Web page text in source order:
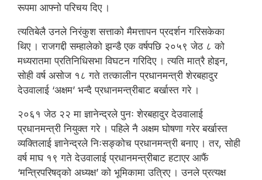
रूपमा आफ्नो परिचय दिए ।
त्यतिबेलै उनले निरंकुश सत्ताको मैमत्तापन प्रदर्शन गरिसकेका
थिए । राजगद्दी सम्हालेको झन्डै एक वर्षपछि २०५९ जेठ ८ को
मध्यरातमा प्रतिनिधिसभा विघटन गरिदिए । त्यति मात्रै होइन,
सोही वर्ष असोज १८ गते तत्कालीन प्रधानमन्त्री शेरबहादुर
देउवालाई ‘अक्षम’ भन्दै प्रधानमन्त्रीबाट बर्खास्त गरे ।
२०६१ जेठ २२ मा ज्ञानेन्द्रले पुनः शेरबहादुर देउवालाई
प्रधानमन्त्री नियुक्त गरे । पहिले नै अक्षम घोषणा गरेर बर्खास्त
व्यक्तिलाई ज्ञानेन्द्रले निःसङ्कोच प्रधानमन्त्री बनाए । तर, सोही
वर्ष माघ १९ गते देउवालाई प्रधानमन्त्रीबाट हटाएर आफैं
‘मन्त्रिपरिषद्को अध्यक्ष’ को भूमिकामा उत्रिए । उनले प्रत्यक्ष